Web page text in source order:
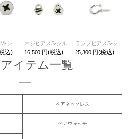
ネジピアスS-シルバー/両耳
16,500
25,300
イテム一覧
ペアネックレス
ペアウォッチ